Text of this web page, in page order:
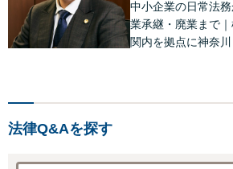
中小企業の日常法
業承継・廃業まで｜
関内を拠点に神奈川
法律Q&Aを探す